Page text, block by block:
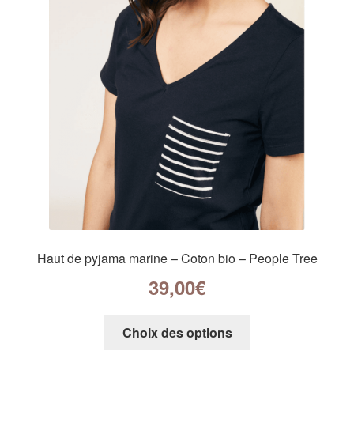
Haut de pyjama marine – Coton bio – People Tree
39,00€
Choix des options